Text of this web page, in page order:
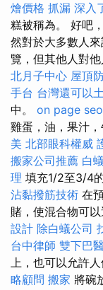
燴價格 抓漏 深入
糕被稱為。 好吧
然對於大多數人
覽，但其他人對
北月子中心 屋頂
手台 台灣還可以
中。 on page seo
雞蛋，油，果汁
美 北部眼科權威
搬家公司推薦 白
理 填充1/2至3/4
沾黏撥筋技術 在
賭，使混合物可
設計 除白蟻公司
台中律師 雙下巴
上，也可以允許
略顧問 搬家 將碗